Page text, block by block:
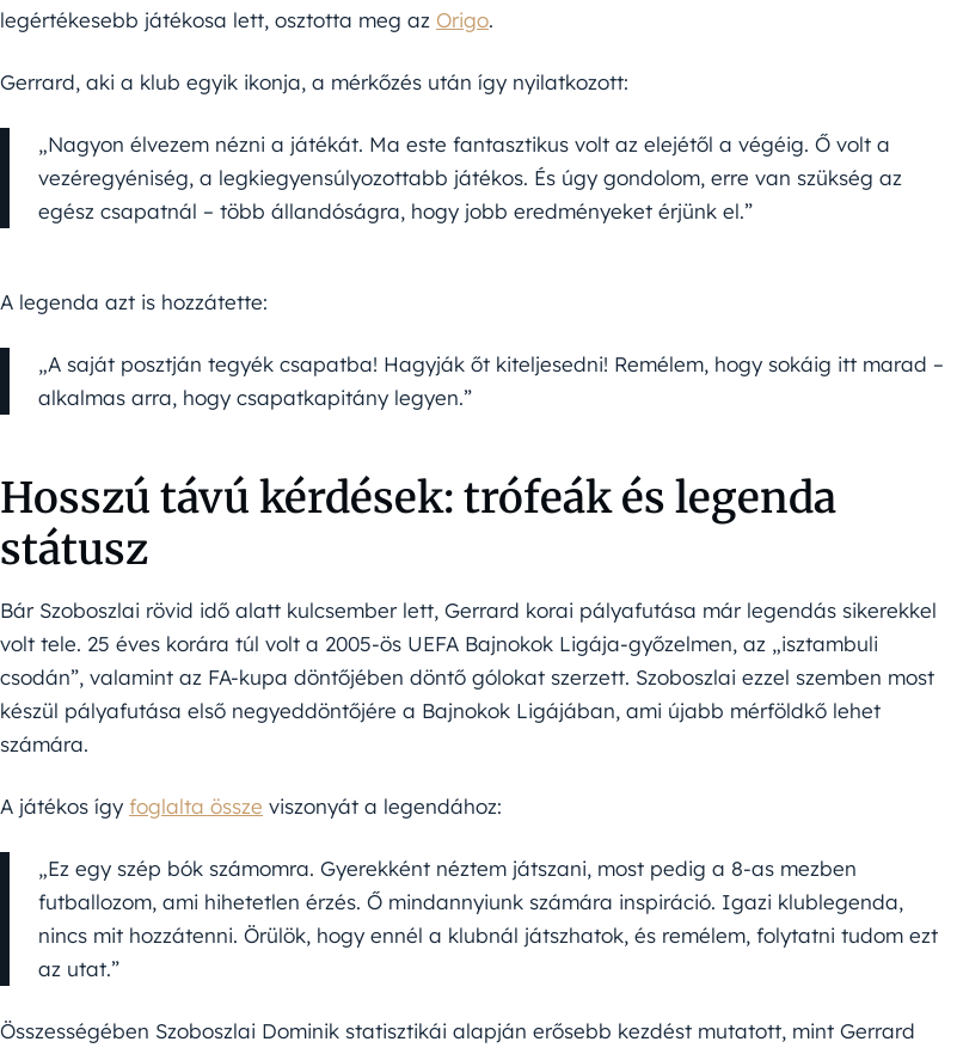
legértékesebb játékosa lett, osztotta meg az Origo.
Gerrard, aki a klub egyik ikonja, a mérkőzés után így nyilatkozott:
„Nagyon élvezem nézni a játékát. Ma este fantasztikus volt az elejétől a végéig. Ő volt a
vezéregyéniség, a legkiegyensúlyozottabb játékos. És úgy gondolom, erre van szükség az
egész csapatnál – több állandóságra, hogy jobb eredményeket érjünk el.”
A legenda azt is hozzátette:
„A saját posztján tegyék csapatba! Hagyják őt kiteljesedni! Remélem, hogy sokáig itt marad –
alkalmas arra, hogy csapatkapitány legyen.”
Hosszú távú kérdések: trófeák és legenda
státusz
Bár Szoboszlai rövid idő alatt kulcsember lett, Gerrard korai pályafutása már legendás sikerekkel
volt tele. 25 éves korára túl volt a 2005-ös UEFA Bajnokok Ligája-győzelmen, az „isztambuli
csodán”, valamint az FA-kupa döntőjében döntő gólokat szerzett. Szoboszlai ezzel szemben most
készül pályafutása első negyeddöntőjére a Bajnokok Ligájában, ami újabb mérföldkő lehet
számára.
A játékos így foglalta össze viszonyát a legendához:
„Ez egy szép bók számomra. Gyerekként néztem játszani, most pedig a 8-as mezben
futballozom, ami hihetetlen érzés. Ő mindannyiunk számára inspiráció. Igazi klublegenda,
nincs mit hozzátenni. Örülök, hogy ennél a klubnál játszhatok, és remélem, folytatni tudom ezt
az utat.”
Összességében Szoboszlai Dominik statisztikái alapján erősebb kezdést mutatott, mint Gerrard